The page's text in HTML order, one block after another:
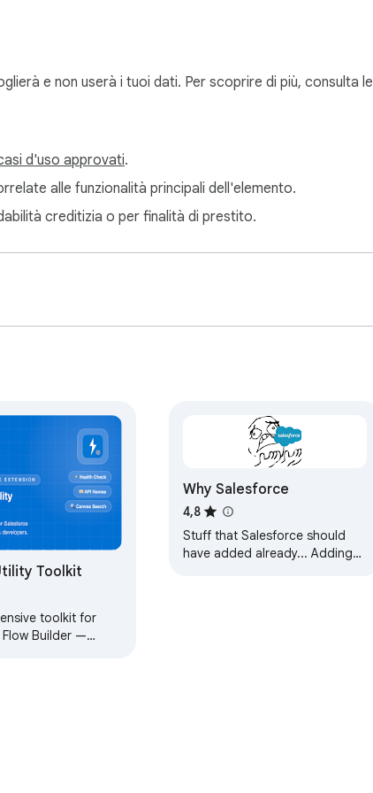
e non userà i tuoi dati. Per scoprire di più, consulta le
d'uso approvati.
alle funzionalità principali dell'elemento.
creditizia o per finalità di prestito.
Toolkit
toolkit for
Builder —
Why Salesforce
4,8
Stuff that Salesforce should
have added already... Adding